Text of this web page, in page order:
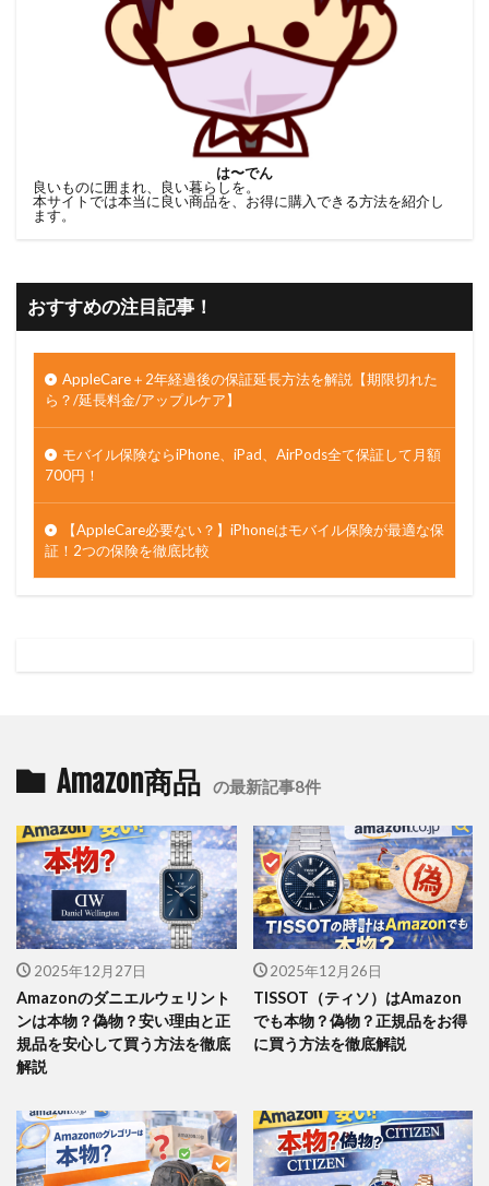
は〜でん
良いものに囲まれ、良い暮らしを。
本サイトでは本当に良い商品を、お得に購入できる方法を紹介し
ます。
おすすめの注目記事！
AppleCare＋2年経過後の保証延長方法を解説【期限切れた
ら？/延長料金/アップルケア】
モバイル保険ならiPhone、iPad、AirPods全て保証して月額
700円！
【AppleCare必要ない？】iPhoneはモバイル保険が最適な保
証！2つの保険を徹底比較
Amazon商品 の最新記事8件
2025年12月27日
Amazonのダニエルウェリント
ンは本物？偽物？安い理由と正
規品を安心して買う方法を徹底
解説
2025年12月26日
TISSOT（ティソ）はAmazon
でも本物？偽物？正規品をお得
に買う方法を徹底解説